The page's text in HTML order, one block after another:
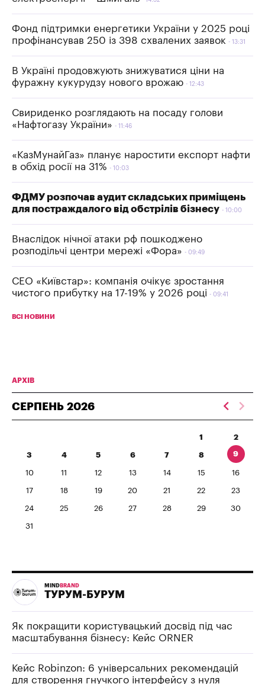
Фонд підтримки енергетики України у 2025 році
профінансував 250 із 398 схвалених заявок
13:31
В Україні продовжують знижуватися ціни на
фуражну кукурудзу нового врожаю
12:43
Свириденко розглядають на посаду голови
«Нафтогазу України»
11:46
«КазМунайГаз» планує наростити експорт нафти
в обхід росії на 31%
10:03
ФДМУ розпочав аудит складських приміщень
для постраждалого від обстрілів бізнесу
10:00
Внаслідок нічної атаки рф пошкоджено
розподільчі центри мережі «Фора»
09:49
СЕО «Київстар»: компанія очікує зростання
чистого прибутку на 17-19% у 2026 році
09:41
ВСІ НОВИНИ
АРХІВ
СЕРПЕНЬ 2026
1 2
3 4 5 6 7 8 9
10 11 12 13 14 15 16
17 18 19 20 21 22 23
24 25 26 27 28 29 30
31
MIND BRAND
ТУРУМ-БУРУМ
Як покращити користувацький досвід під час
масштабування бізнесу: Кейс ORNER
Кейс Robinzon: 6 універсальних рекомендацій
для створення гнучкого інтерфейсу з нуля